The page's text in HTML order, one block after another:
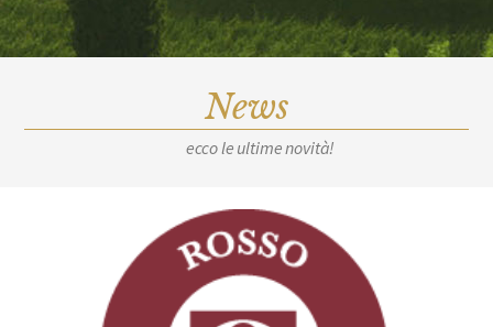
News
ecco le ultime novità!